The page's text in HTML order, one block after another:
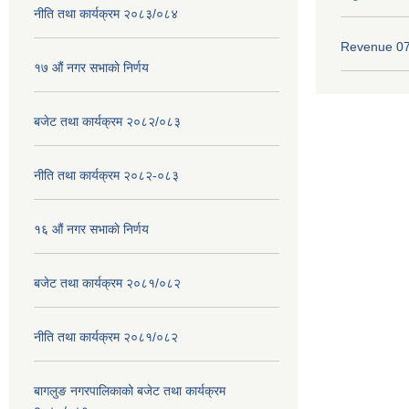
नीति तथा कार्यक्रम २०८३/०८४
१७ ‌‍औं नगर सभाकाे निर्णय
बजेट तथा कार्यक्रम २०८२/०८३
नीति तथा कार्यक्रम २०८२-०८३
१६ ‌औं नगर सभाकाे निर्णय
बजेट तथा कार्यक्रम २०८१/०८२
नीति तथा कार्यक्रम २०८१/०८२
बागलुङ नगरपालिकाको बजेट तथा कार्यक्रम
Revenue